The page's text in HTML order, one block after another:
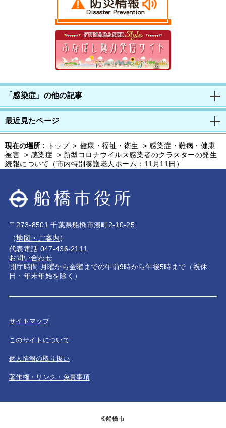
「感染症」の他の記事
最近見たページ
現在の場所 : トップ > 健康・福祉・衛生 > 感染症・難病・健康
被害 > 感染症 > 新型コロナウイルス感染者のクラスターの発生
続報について（市内特別養護老人ホーム：11月11日）
〒273-8501 千葉県船橋市湊町2-10-25
（地図・ご案内）
代表電話 047-436-2111
お問い合わせ
開庁時間 月曜から金曜までの午前9時から午後5時まで（祝休
日・年末年始を除く）
サイトマップ
このサイトについて
個人情報の取り扱い
著作権・リンク・免責事項
©船橋市